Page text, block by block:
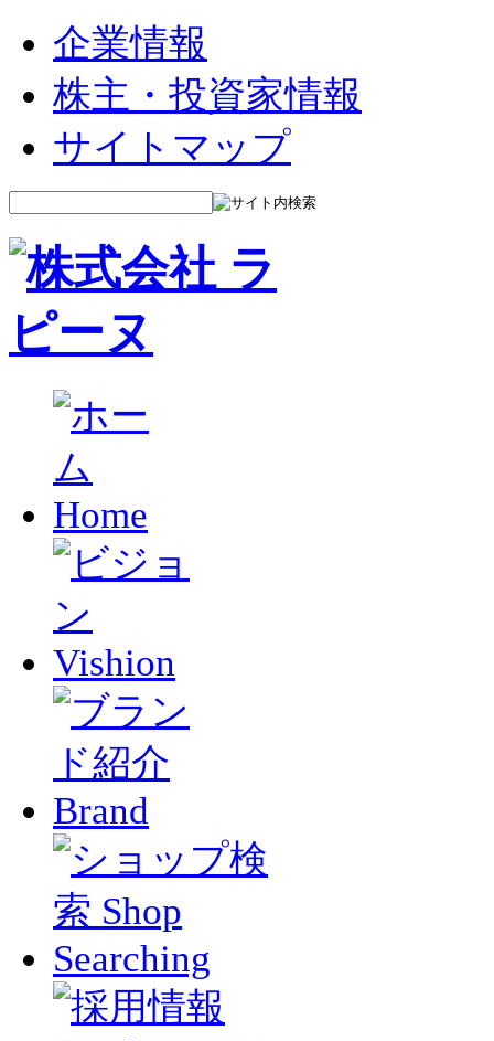
企業情報
株主・投資家情報
サイトマップ